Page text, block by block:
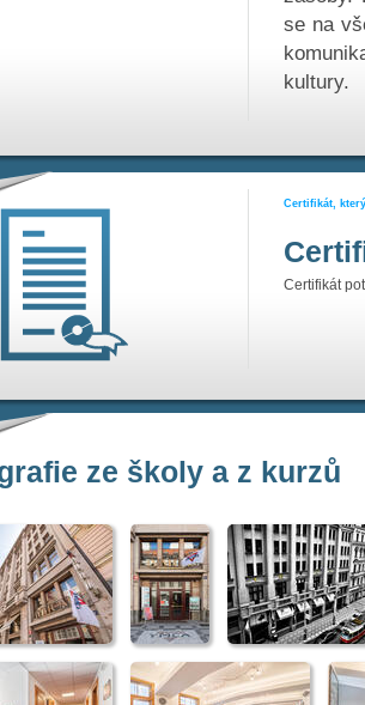
se na
kultury.
Certifikát,
Certifikát
ze školy a z kurzů